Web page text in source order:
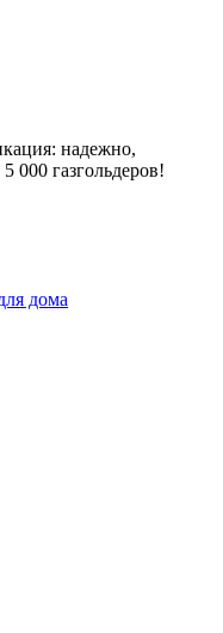
надежно,
000 газгольдеров!
дома